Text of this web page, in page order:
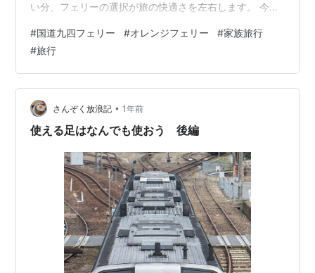
い分、フェリーの選択が旅の快適さを左右します。 今ま
ー」と「オレンジフェリー」の2社です。 どちらも大分
県と愛媛県を結ぶ航路ですが、ルートや所要時間が異な
り、用途によって使い分けています。 今回、この2つの
フェリー会社の特徴を、私の経験を交えながら紹介した
いと思います。 四国から九州へ、または九州から四国へ
旅行を計画中の皆さん、旅の参考にしても…
#国道九四フェリー #オレンジフェリー #家族旅行
#旅行
さんぞく放浪記 • 1年前
使える足はなんでも使おう 後編